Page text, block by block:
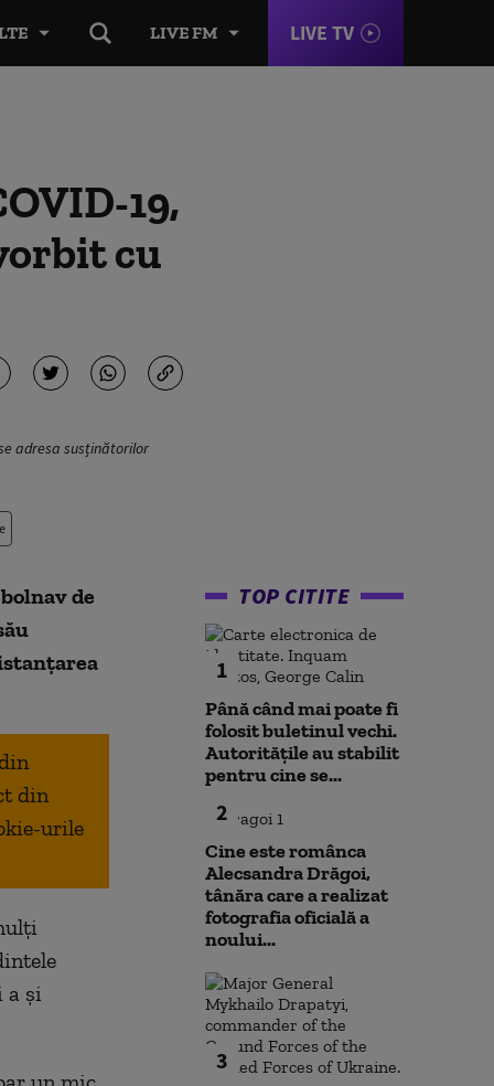
LIVE FM LIVE TV
19,
cu
adresa susținătorilor
de
din
urile
a și
TOP CITITE
1
Până când mai poate fi
folosit buletinul vechi.
Autoritățile au stabilit
pentru cine se...
2
Cine este românca
Alecsandra Drăgoi,
tânăra care a realizat
fotografia oficială a
noului...
3